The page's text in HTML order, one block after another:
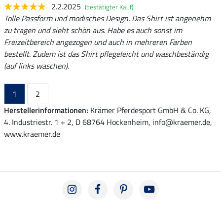
2.2.2025 (bestätigter Kauf)
Tolle Passform und modisches Design. Das Shirt ist angenehm
zu tragen und sieht schön aus. Habe es auch sonst im
Freizeitbereich angezogen und auch in mehreren Farben
bestellt. Zudem ist das Shirt pflegeleicht und waschbeständig
(auf links waschen).
1
2
Herstellerinformationen: Krämer Pferdesport GmbH & Co. KG,
4. Industriestr. 1 + 2, D 68764 Hockenheim, info@kraemer.de,
www.kraemer.de